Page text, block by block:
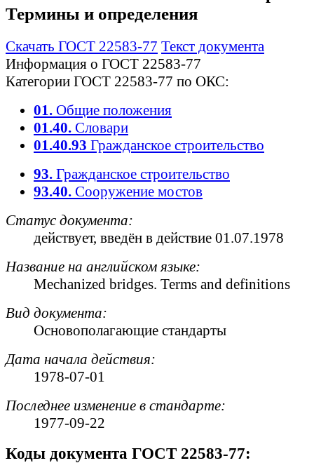
Термины и определения
Скачать ГОСТ 22583-77 Текст документа
Информация о ГОСТ 22583-77
Категории ГОСТ 22583-77 по ОКС:
01. Общие положения
01.40. Словари
01.40.93 Гражданское строительство
93. Гражданское строительство
93.40. Сооружение мостов
Статус документа:
действует, введён в действие 01.07.1978
Название на английском языке:
Mechanized bridges. Terms and definitions
Вид документа:
Основополагающие стандарты
Дата начала действия:
1978-07-01
Последнее изменение в стандарте:
1977-09-22
Коды документа ГОСТ 22583-77: